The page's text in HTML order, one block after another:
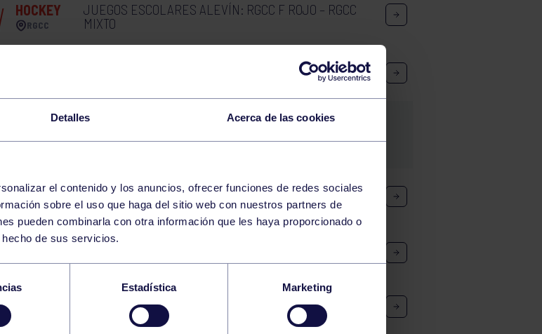
Detalles Acerca de las cookies
el contenido y los anuncios, ofrecer funciones de redes sociales
sobre el uso que haga del sitio web con nuestros partners de
pueden combinarla con otra información que les haya proporcionado o
de sus servicios.
Estadística Marketing
HOCKEY
RGCC
JUEGOS ESCOLARES ALEVÍN: RGCC F ROJO – RGCC
MIXTO
2023
HOCKEY
GIJÓN
JUEGOS ESCOLARES BENJAMÍN: CLARET – RGCC B
HOCKEY
RGCC
JUEGOS ESCOLARES ALEVÍN: RGCC M ROJO – RGCC F B
JUEGOS ESCOLARES ALEVÍN: RGCC M BLANCO –
CODEMA